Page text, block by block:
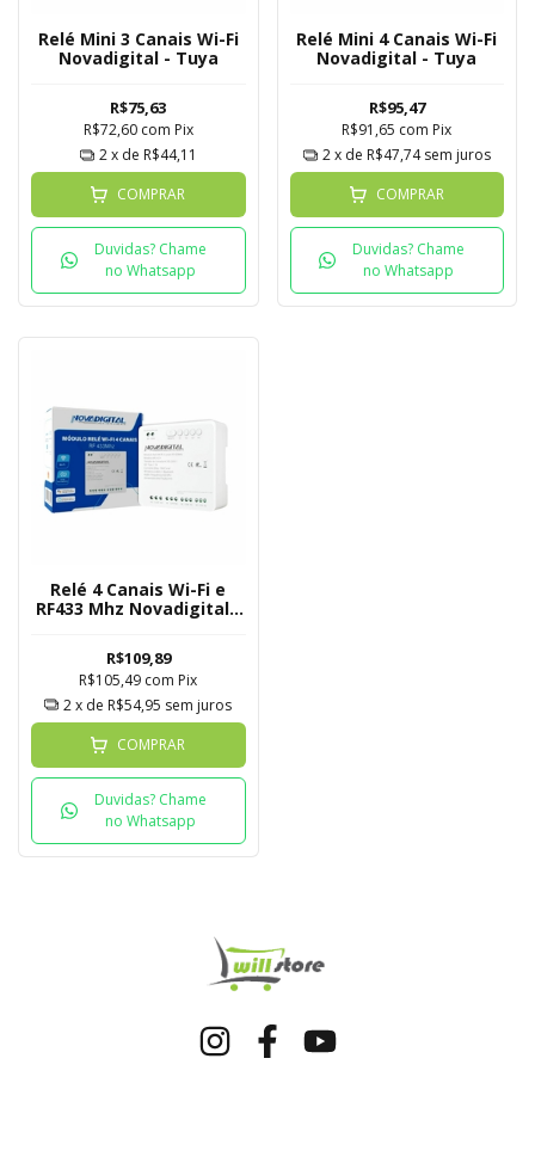
Relé Mini 3 Canais Wi-Fi
Novadigital - Tuya
R$75,63
R$72,60 com Pix
2x de R$44,11
COMPRAR
Duvidas? Chame
no Whatsapp
Relé Mini 4 Canais Wi-Fi
Novadigital - Tuya
R$95,47
R$91,65 com Pix
2x de R$47,74 sem juros
COMPRAR
Duvidas? Chame
no Whatsapp
Relé 4 Canais Wi-Fi e
RF433 Mhz Novadigital -
R$109,89
R$105,49 com Pix
2x de R$54,95 sem juros
COMPRAR
Duvidas? Chame
no Whatsapp